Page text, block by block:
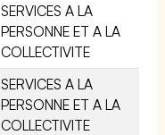
SERVICES A LA
PERSONNE ET A LA
COLLECTIVITE
SERVICES A LA
PERSONNE ET A LA
COLLECTIVITE